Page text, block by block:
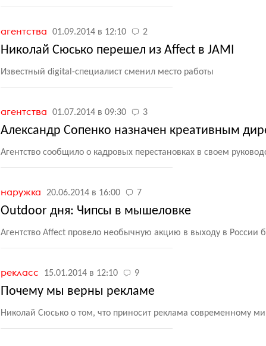
агентства 01.09.2014 в 12:10 2
Николай Сюсько перешел из Affect в JAMI
Известный digital-специалист сменил место работы
агентства 01.07.2014 в 09:30 3
Александр Сопенко назначен креативным
Агентство сообщило о кадровых перестановках в своем
наружка 20.06.2014 в 16:00 7
Outdoor дня: Чипсы в мышеловке
Агентство Affect провело необычную акцию в выходу в России
рекласс 15.01.2014 в 12:10 9
Почему мы верны рекламе
Николай Сюсько о том, что приносит реклама современному